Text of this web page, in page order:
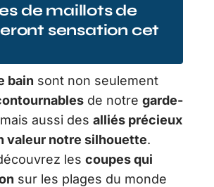
de maillots de
sensation cet
bain sont non seulement
de notre garde-
aussi des alliés précieux
valeur notre silhouette.
les coupes qui
sur les plages du monde